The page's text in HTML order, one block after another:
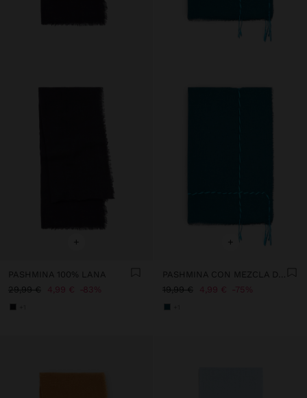
+
PASHMINA 100% LANA
29,99 €
4,99 € 83%
+
PASHMINA CON MEZCLA DE LINO
19,99 €
4,99 € 75%